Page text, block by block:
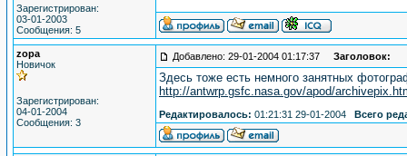
Зарегистрирован:
03-01-2003
Сообщения: 5
zopa
Новичок
Зарегистрирован:
04-01-2004
Сообщения: 3
Добавлено: 29-01-2004 01:17:37 Заголовок:
Здесь тоже есть немного занятных
http://antwrp.gsfc.nasa.gov/apod/
Редактировалось: 01:21:31 29-01-2004 Всего